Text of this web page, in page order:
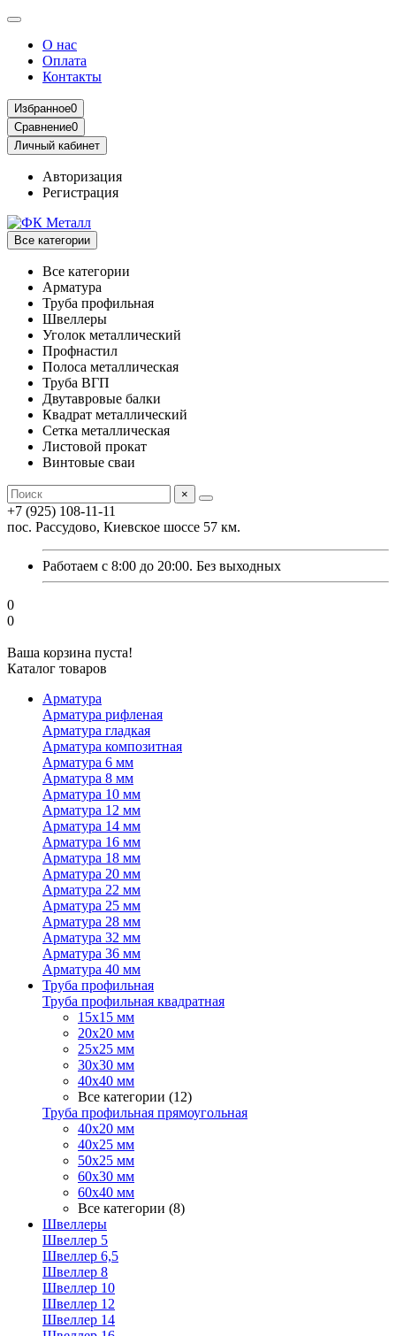
О нас
Оплата
Контакты
Избранное0
Сравнение0
Личный кабинет
Авторизация
Регистрация
Все категории
Все категории
Арматура
Труба профильная
Швеллеры
Уголок металлический
Профнастил
Полоса металлическая
Труба ВГП
Двутавровые балки
Квадрат металлический
Сетка металлическая
Листовой прокат
Винтовые сваи
×
+7 (925) 108-11-11
пос. Рассудово, Киевское шоссе 57 км.
Работаем с 8:00 до 20:00. Без выходных
0
0
Ваша корзина пуста!
Каталог товаров
Арматура
Арматура рифленая
Арматура гладкая
Арматура композитная
Арматура 6 мм
Арматура 8 мм
Арматура 10 мм
Арматура 12 мм
Арматура 14 мм
Арматура 16 мм
Арматура 18 мм
Арматура 20 мм
Арматура 22 мм
Арматура 25 мм
Арматура 28 мм
Арматура 32 мм
Арматура 36 мм
Арматура 40 мм
Труба профильная
Труба профильная квадратная
15х15 мм
20х20 мм
25х25 мм
30х30 мм
40х40 мм
Все категории (12)
Труба профильная прямоугольная
40х20 мм
40х25 мм
50х25 мм
60х30 мм
60х40 мм
Все категории (8)
Швеллеры
Швеллер 5
Швеллер 6,5
Швеллер 8
Швеллер 10
Швеллер 12
Швеллер 14